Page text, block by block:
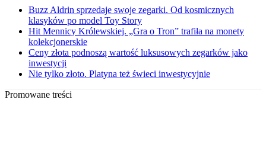
Buzz Aldrin sprzedaje swoje zegarki. Od kosmicznych
klasyków po model Toy Story
Hit Mennicy Królewskiej. „Gra o Tron” trafiła na monety
kolekcjonerskie
Ceny złota podnoszą wartość luksusowych zegarków jako
inwestycji
Nie tylko złoto. Platyna też świeci inwestycyjnie
Promowane treści